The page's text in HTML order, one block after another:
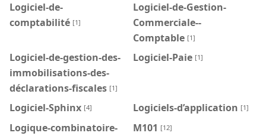
Logiciel-de-
comptabilité [1]
Logiciel-de-Gestion-
Commerciale--
Comptable [1]
Logiciel-de-gestion-des-
immobilisations-des-
déclarations-fiscales [1]
Logiciel-Paie [1]
Logiciel-Sphinx [4] Logiciels-d’application [1]
Logique-combinatoire-
M101 [12]